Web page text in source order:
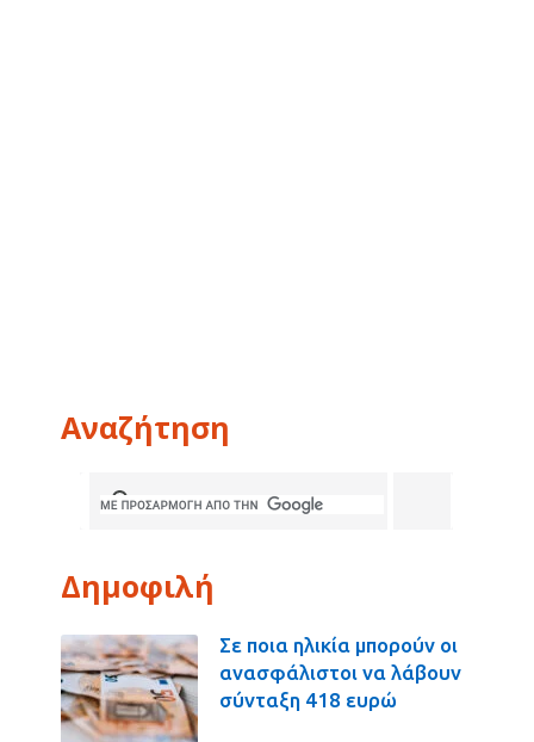
Αναζήτηση
Δημοφιλή
Σε ποια ηλικία μπορούν οι
ανασφάλιστοι να λάβουν
σύνταξη 418 ευρώ